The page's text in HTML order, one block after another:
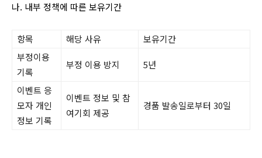
나. 내부 정책에 따른 보유기간
항목 해당 사유
보유기간
부정이용
기록
부정 이용 방지 5년
이벤트 응
모자 개인
정보 기록
이벤트 정보 및 참
여기회 제공
경품 발송일로부터 30일